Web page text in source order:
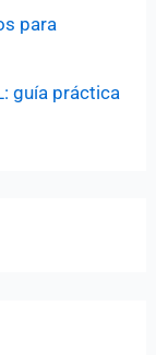
para
guía práctica